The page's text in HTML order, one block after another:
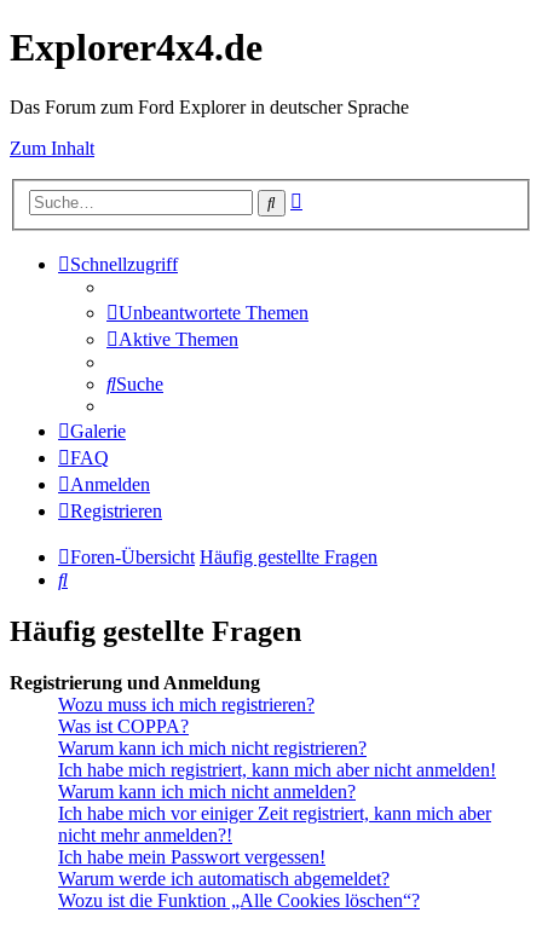
Explorer4x4.de
Das Forum zum Ford Explorer in deutscher Sprache
Zum Inhalt
Suche
Schnellzugriff
Unbeantwortete Themen
Aktive Themen
Suche
Galerie
FAQ
Anmelden
Registrieren
Foren-Übersicht Häufig gestellte Fragen
Suche
Häufig gestellte Fragen
Registrierung und Anmeldung
Wozu muss ich mich registrieren?
Was ist COPPA?
Warum kann ich mich nicht registrieren?
Ich habe mich registriert, kann mich aber nicht anmelden!
Warum kann ich mich nicht anmelden?
Ich habe mich vor einiger Zeit registriert, kann mich aber
nicht mehr anmelden?!
Ich habe mein Passwort vergessen!
Warum werde ich automatisch abgemeldet?
Wozu ist die Funktion „Alle Cookies löschen“?